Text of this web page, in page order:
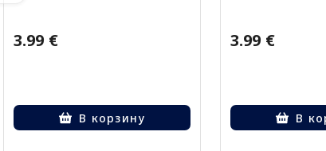
3.99 €
В корзину
3.99 €
В